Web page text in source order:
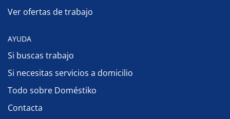
Ver ofertas de trabajo
AYUDA
Si buscas trabajo
Si necesitas servicios a domicilio
Todo sobre Doméstiko
Contacta